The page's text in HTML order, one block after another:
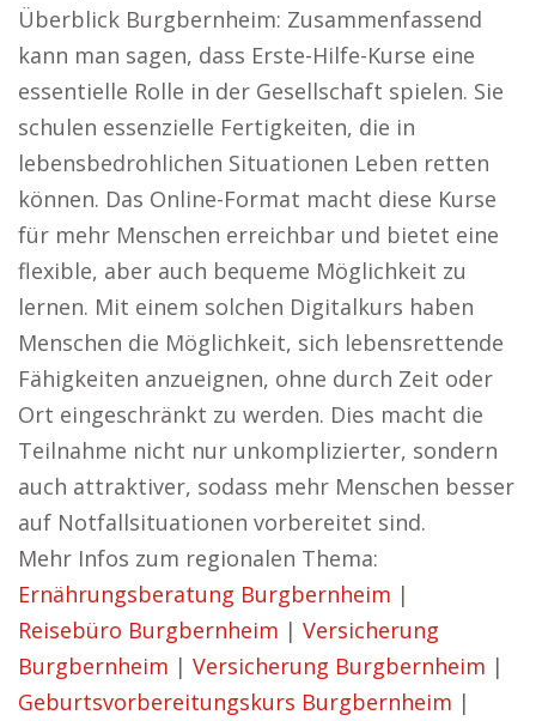
Überblick Burgbernheim: Zusammenfassend
kann man sagen, dass Erste-Hilfe-Kurse eine
essentielle Rolle in der Gesellschaft spielen. Sie
schulen essenzielle Fertigkeiten, die in
lebensbedrohlichen Situationen Leben retten
können. Das Online-Format macht diese Kurse
für mehr Menschen erreichbar und bietet eine
flexible, aber auch bequeme Möglichkeit zu
lernen. Mit einem solchen Digitalkurs haben
Menschen die Möglichkeit, sich lebensrettende
Fähigkeiten anzueignen, ohne durch Zeit oder
Ort eingeschränkt zu werden. Dies macht die
Teilnahme nicht nur unkomplizierter, sondern
auch attraktiver, sodass mehr Menschen besser
auf Notfallsituationen vorbereitet sind.
Mehr Infos zum regionalen Thema:
Ernährungsberatung Burgbernheim |
Reisebüro Burgbernheim | Versicherung
Burgbernheim | Versicherung Burgbernheim |
Geburtsvorbereitungskurs Burgbernheim |